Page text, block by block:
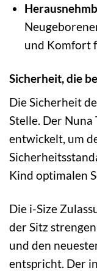
und Komfort
Sicherheit, die
Die Sicherheit
Stelle. Der
entwickelt, um
Kind optimalen
Die i-Size
der Sitz
und den
entspricht. Der